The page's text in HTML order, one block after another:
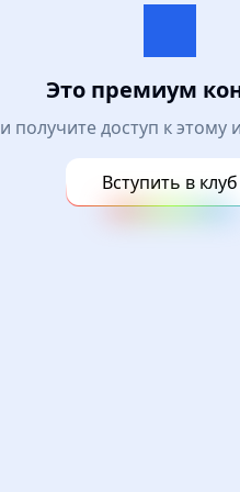
Это премиум
получите доступ к
Вступить в клуб